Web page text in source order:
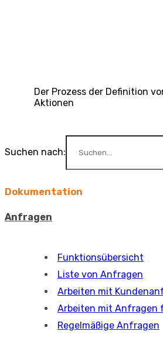
Der Prozess der Definition
Aktionen
Suchen nach:
Dokumentation
Anfragen
Funktionsübersicht
Liste von Anfragen
Arbeiten mit
Arbeiten mit Anfragen
Regelmäßige Anfragen